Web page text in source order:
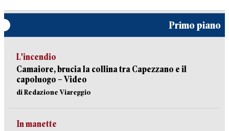
Primo piano
L'incendio
Camaiore, brucia la collina tra Capezzano e il
capoluogo – Video
di Redazione Viareggio
In manette